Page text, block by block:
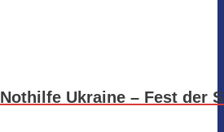
Nothilfe Ukraine – Fest der